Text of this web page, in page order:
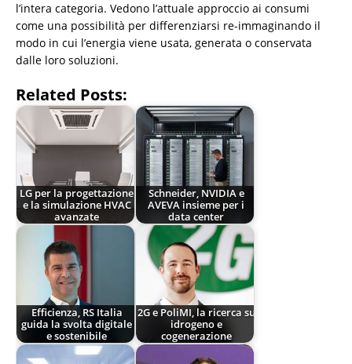
l’intera categoria. Vedono l’attuale approccio ai consumi
come una possibilità per differenziarsi re-immaginando il
modo in cui l’energia viene usata, generata o conservata
dalle loro soluzioni.
Related Posts:
LG per la progettazione
e la simulazione HVAC
avanzate
Schneider, NVIDIA e
AVEVA insieme per i
data center
Efficienza, RS Italia
guida la svolta digitale
e sostenibile
2G e PoliMI, la ricerca su
idrogeno e
cogenerazione